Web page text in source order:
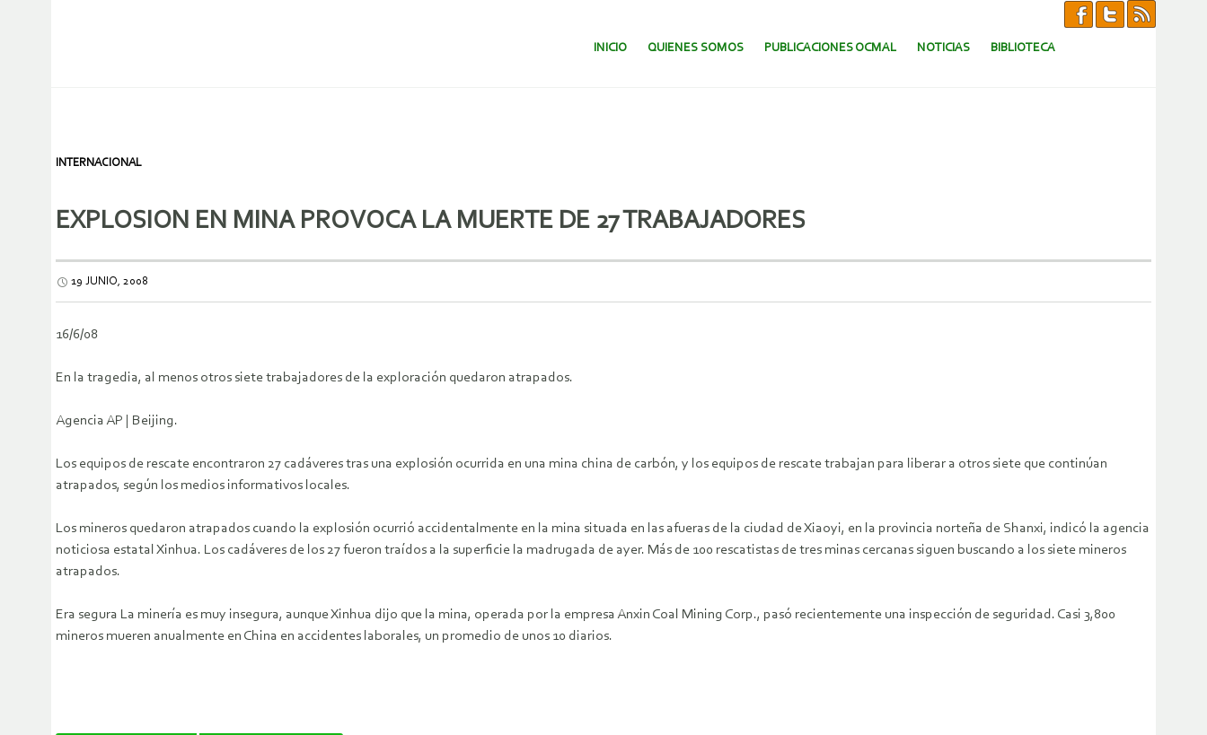
SALTAR AL CONTENIDO.
INICIO QUIENES SOMOS PUBLICACIONES OCMAL NOTICIAS BIBLIOTECA
INTERNACIONAL
EXPLOSION EN MINA PROVOCA LA MUERTE DE 27 TRABAJADORES
19 JUNIO, 2008
16/6/08
En la tragedia, al menos otros siete trabajadores de la exploración quedaron atrapados.
Agencia AP | Beijing.
Los equipos de rescate encontraron 27 cadáveres tras una explosión ocurrida en una mina china de carbón, y los equipos de rescate trabajan para liberar a otros siete que continúan
atrapados, según los medios informativos locales.
Los mineros quedaron atrapados cuando la explosión ocurrió accidentalmente en la mina situada en las afueras de la ciudad de Xiaoyi, en la provincia norteña de Shanxi, indicó la agencia
noticiosa estatal Xinhua. Los cadáveres de los 27 fueron traídos a la superficie la madrugada de ayer. Más de 100 rescatistas de tres minas cercanas siguen buscando a los siete mineros
atrapados.
Era segura La minería es muy insegura, aunque Xinhua dijo que la mina, operada por la empresa Anxin Coal Mining Corp., pasó recientemente una inspección de seguridad. Casi 3,800
mineros mueren anualmente en China en accidentes laborales, un promedio de unos 10 diarios.